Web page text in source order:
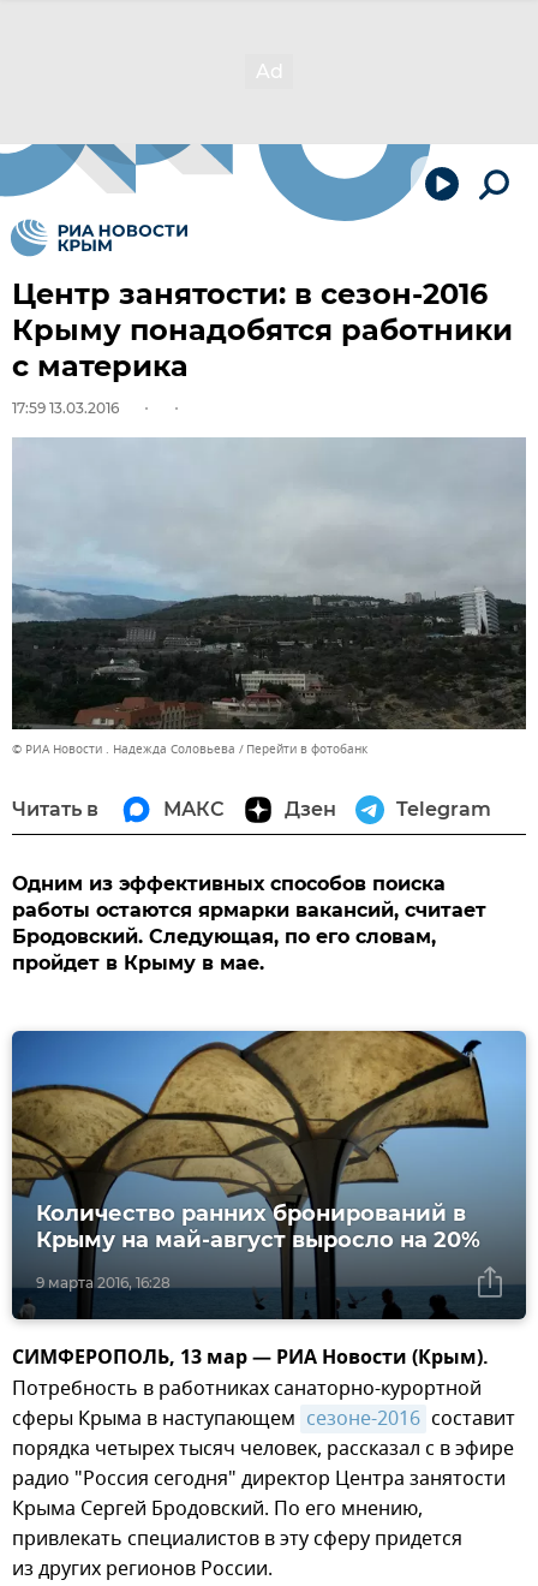
Центр занятости: в сезон-2016
Крыму понадобятся работники
с материка
17:59 13.03.2016
© РИА Новости . Надежда Соловьева Перейти в фотобанк
Читать в МАКС Дзен Telegram
Одним из эффективных способов поиска
работы остаются ярмарки вакансий, считает
Бродовский. Следующая, по его словам,
пройдет в Крыму в мае.
9 марта 2016, 16:28
Количество ранних бронирований в
Крыму на май-август выросло на 20%
СИМФЕРОПОЛЬ, 13 мар — РИА Новости (Крым).
Потребность в работниках санаторно-курортной
сферы Крыма в наступающем сезоне-2016 составит
порядка четырех тысяч человек, рассказал с в эфире
радио "Россия сегодня" директор Центра занятости
Крыма Сергей Бродовский. По его мнению,
привлекать специалистов в эту сферу придется
из других регионов России.